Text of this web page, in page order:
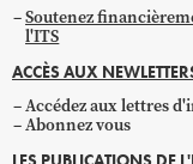
Soutenez
l'ITS
ACCÈS AUX
Accédez aux lettres
Abonnez vous